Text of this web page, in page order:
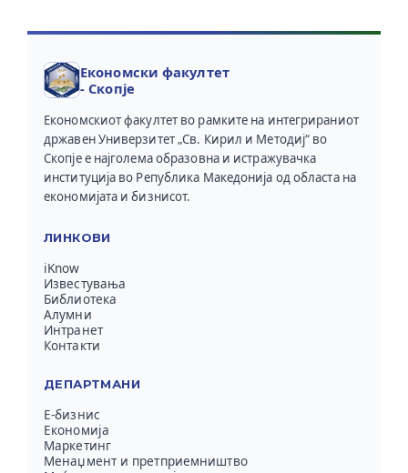
Економски факултет
- Скопје
Економскиот факултет во рамките на интегрираниот
државен Универзитет „Св. Кирил и Методиј“ во
Скопје е најголема образовна и истражувачка
институција во Република Македонија од областа на
економијата и бизнисот.
ЛИНКОВИ
iKnow
Известувања
Библиотека
Алумни
Интранет
Контакти
ДЕПАРТМАНИ
Е-бизнис
Економија
Маркетинг
Менаџмент и претприемништво